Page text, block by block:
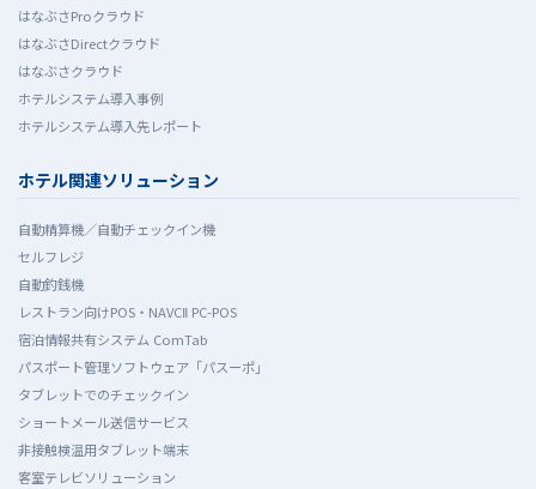
はなぶさProクラウド
はなぶさDirectクラウド
はなぶさクラウド
ホテルシステム導入事例
ホテルシステム導入先レポート
ホテル関連ソリューション
自動精算機／自動チェックイン機
セルフレジ
自動釣銭機
レストラン向けPOS・NAVCⅡ PC-POS
宿泊情報共有システム ComTab
パスポート管理ソフトウェア「パスーポ」
タブレットでのチェックイン
ショートメール送信サービス
非接触検温用タブレット端末
客室テレビソリューション